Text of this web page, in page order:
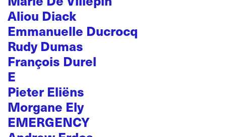
Aliou Diack
Emmanuelle Ducrocq
Rudy Dumas
François Durel
E
Pieter Eliëns
Morgane Ely
EMERGENCY